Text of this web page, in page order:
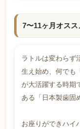
7〜11ヶ月オスス
ラトルは変わらず
生え始め、何でも
が大活躍する時期
ある「日本製歯固
お座りができハイ